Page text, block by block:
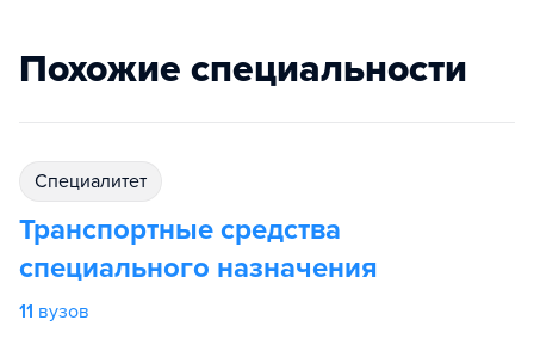
Похожие специальности
специалитет
Транспортные средства
специального назначения
11 вузов